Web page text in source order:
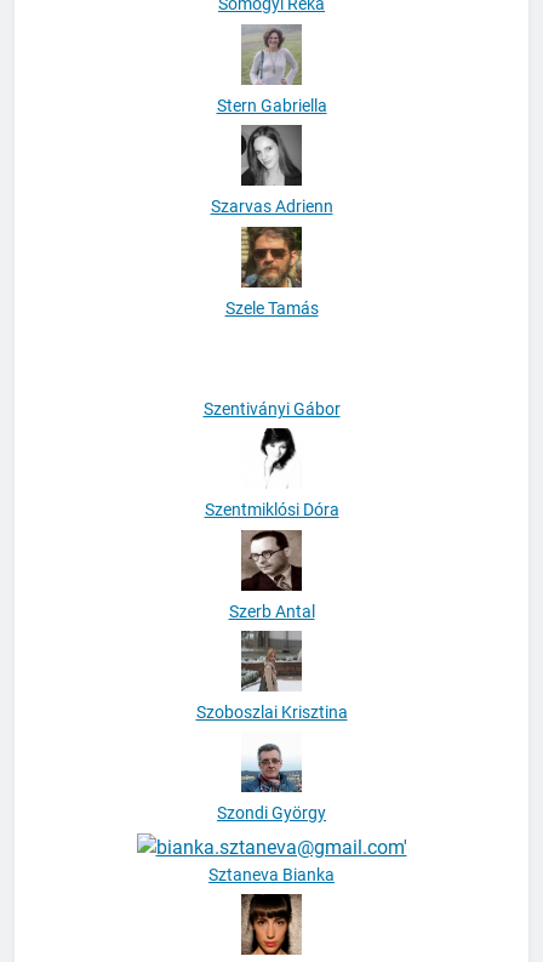
Somogyi Réka
Stern Gabriella
Szarvas Adrienn
Szentiványi Gábor
Szentmiklósi Dóra
Szerb Antal
Sztaneva Bianka